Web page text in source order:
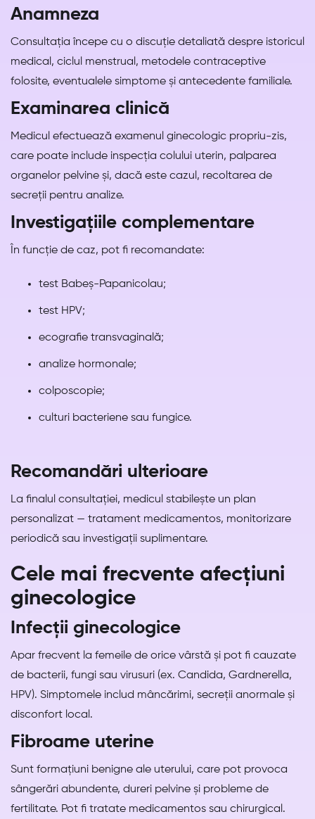
Anamneza
Consultația începe cu o discuție detaliată despre istoricul
medical, ciclul menstrual, metodele contraceptive
folosite, eventualele simptome și antecedente familiale.
Examinarea clinică
Medicul efectuează examenul ginecologic propriu-zis,
care poate include inspecția colului uterin, palparea
organelor pelvine și, dacă este cazul, recoltarea de
secreții pentru analize.
Investigațiile complementare
În funcție de caz, pot fi recomandate:
test Babeș-Papanicolau;
test HPV;
ecografie transvaginală;
analize hormonale;
colposcopie;
culturi bacteriene sau fungice.
Recomandări ulterioare
La finalul consultației, medicul stabilește un plan
personalizat — tratament medicamentos, monitorizare
periodică sau investigații suplimentare.
Cele mai frecvente afecțiuni
ginecologice
Infecții ginecologice
Apar frecvent la femeile de orice vârstă și pot fi cauzate
de bacterii, fungi sau virusuri (ex. Candida, Gardnerella,
HPV). Simptomele includ mâncărimi, secreții anormale și
disconfort local.
Fibroame uterine
Sunt formațiuni benigne ale uterului, care pot provoca
sângerări abundente, dureri pelvine și probleme de
fertilitate. Pot fi tratate medicamentos sau chirurgical.